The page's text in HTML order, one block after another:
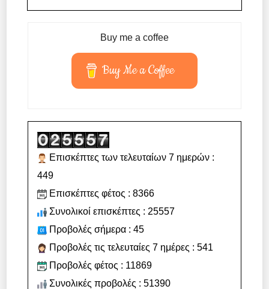
Buy me a coffee
Buy Me a Coffee
Επισκέπτες των τελευταίων 7 ημερών :
449
Επισκέπτες φέτος : 8366
Συνολικοί επισκέπτες : 25557
Προβολές σήμερα : 45
Προβολές τις τελευταίες 7 ημέρες : 541
Προβολές φέτος : 11869
Συνολικές προβολές : 51390